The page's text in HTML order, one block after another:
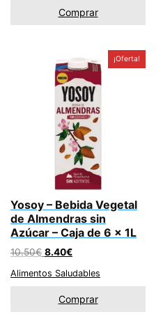
Comprar
¡Oferta!
Yosoy – Bebida Vegetal
de Almendras sin
Azúcar – Caja de 6 x 1L
10.50€ El
original
10.50€.
8.40€El
actual
8.40€.
Alimentos Saludables
Comprar